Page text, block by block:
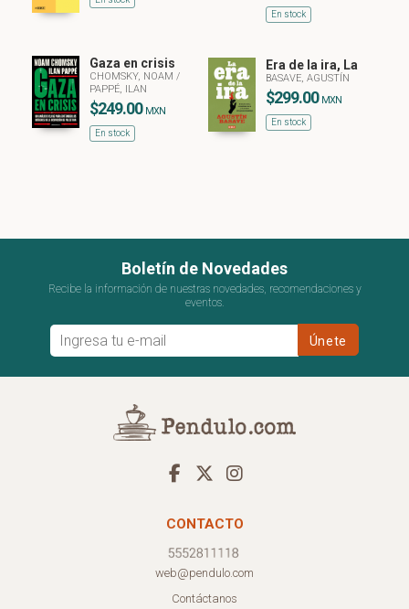
En stock
Gaza en crisis
CHOMSKY, NOAM/
PAPPÉ, ILAN
$249.00 MXN
En stock
Era de la ira, La
BASAVE, AGUSTÍN
$299.00 MXN
En stock
Boletín de Novedades
Recibe la información de nuestras novedades, recomendaciones y
eventos.
CONTACTO
web@pendulo.com
Contáctanos